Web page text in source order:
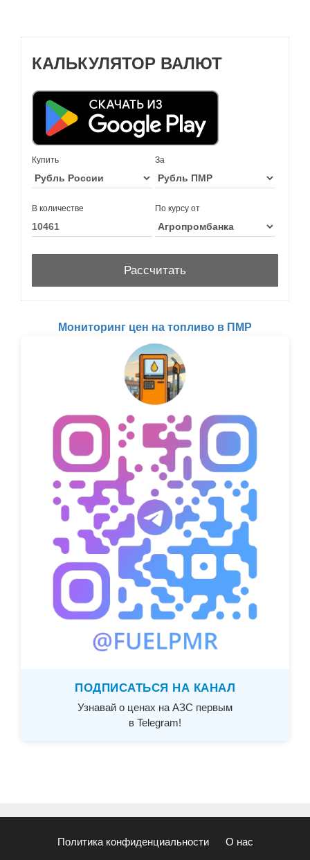
КАЛЬКУЛЯТОР ВАЛЮТ
Купить За
В количестве По курсу от
Мониторинг цен на топливо в ПМР
ПОДПИСАТЬСЯ НА КАНАЛ
Узнавай о ценах на АЗС первым
в Telegram!
Политика конфиденциальности О нас